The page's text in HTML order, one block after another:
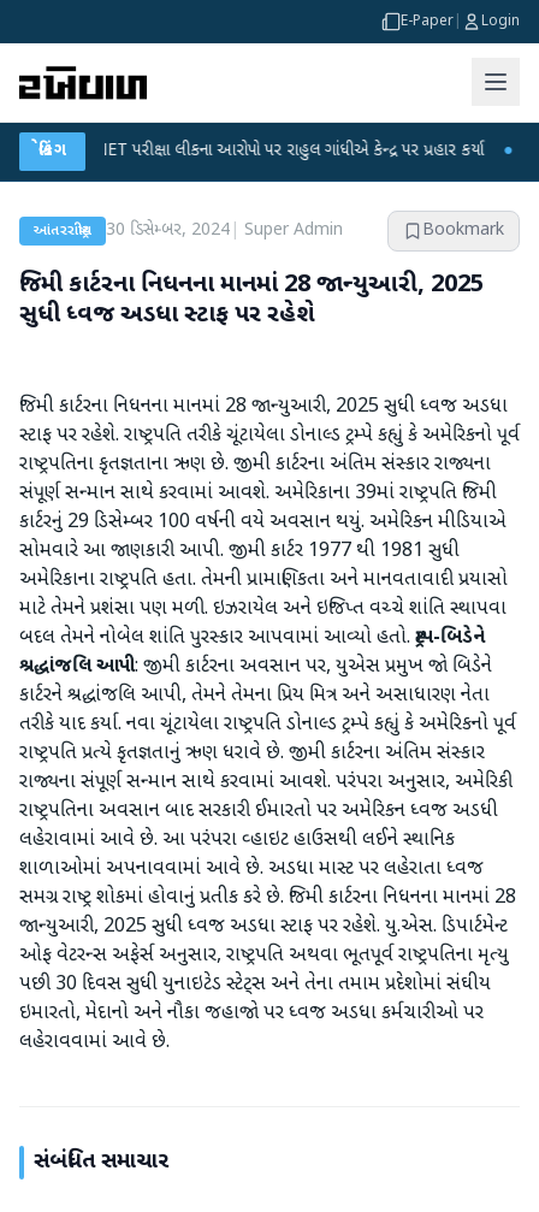
E-Paper Login
બ્રેકિંગ
NET પરીક્ષા લીકના આરોપો પર રાહુલ ગાંધીએ કેન્દ્ર પર પ્રહાર કર્યા ●
આંતરરાષ્ટ્રીય 30 ડિસેમ્બર, 2024| Super Admin Bookmark
જિમી કાર્ટરના નિધનના માનમાં 28 જાન્યુઆરી, 2025
સુધી ધ્વજ અડધા સ્ટાફ પર રહેશે
જિમી કાર્ટરના નિધનના માનમાં 28 જાન્યુઆરી, 2025 સુધી ધ્વજ અડધા
સ્ટાફ પર રહેશે. રાષ્ટ્રપતિ તરીકે ચૂંટાયેલા ડોનાલ્ડ ટ્રમ્પે કહ્યું કે અમેરિકનો પૂર્વ
રાષ્ટ્રપતિના કૃતજ્ઞતાના ઋણ છે. જીમી કાર્ટરના અંતિમ સંસ્કાર રાજ્યના
સંપૂર્ણ સન્માન સાથે કરવામાં આવશે. અમેરિકાના 39માં રાષ્ટ્રપતિ જિમી
કાર્ટરનું 29 ડિસેમ્બર 100 વર્ષની વયે અવસાન થયું. અમેરિકન મીડિયાએ
સોમવારે આ જાણકારી આપી. જીમી કાર્ટર 1977 થી 1981 સુધી
અમેરિકાના રાષ્ટ્રપતિ હતા. તેમની પ્રામાણિકતા અને માનવતાવાદી પ્રયાસો
માટે તેમને પ્રશંસા પણ મળી. ઇઝરાયેલ અને ઇજિપ્ત વચ્ચે શાંતિ સ્થાપવા
બદલ તેમને નોબેલ શાંતિ પુરસ્કાર આપવામાં આવ્યો હતો. ટ્રમ્પ-બિડેને
શ્રદ્ધાંજલિઆપી: જીમી કાર્ટરના અવસાન પર, યુએસ પ્રમુખ જો બિડેને
કાર્ટરને શ્રદ્ધાંજલિ આપી, તેમને તેમના પ્રિય મિત્ર અને અસાધારણ નેતા
તરીકે યાદ કર્યા. નવા ચૂંટાયેલા રાષ્ટ્રપતિ ડોનાલ્ડ ટ્રમ્પે કહ્યું કે અમેરિકનો પૂર્વ
રાષ્ટ્રપતિ પ્રત્યે કૃતજ્ઞતાનું ઋણ ધરાવે છે. જીમી કાર્ટરના અંતિમ સંસ્કાર
રાજ્યના સંપૂર્ણ સન્માન સાથે કરવામાં આવશે. પરંપરા અનુસાર, અમેરિકી
રાષ્ટ્રપતિના અવસાન બાદ સરકારી ઈમારતો પર અમેરિકન ધ્વજ અડધી
લહેરાવામાં આવે છે. આ પરંપરા વ્હાઇટ હાઉસથી લઈને સ્થાનિક
શાળાઓમાં અપનાવવામાં આવે છે. અડધા માસ્ટ પર લહેરાતા ધ્વજ
સમગ્ર રાષ્ટ્ર શોકમાં હોવાનું પ્રતીક કરે છે. જિમી કાર્ટરના નિધનના માનમાં 28
જાન્યુઆરી, 2025 સુધી ધ્વજ અડધા સ્ટાફ પર રહેશે. યુ.એસ. ડિપાર્ટમેન્ટ
ઓફ વેટરન્સ અફેર્સ અનુસાર, રાષ્ટ્રપતિ અથવા ભૂતપૂર્વ રાષ્ટ્રપતિના મૃત્યુ
પછી 30 દિવસ સુધી યુનાઇટેડ સ્ટેટ્સ અને તેના તમામ પ્રદેશોમાં સંઘીય
ઇમારતો, મેદાનો અને નૌકા જહાજો પર ધ્વજ અડધા કર્મચારીઓ પર
લહેરાવવામાં આવે છે.
સંબંધિત સમાચાર